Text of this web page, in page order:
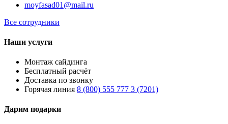
moyfasad01@mail.ru
Все сотрудники
Наши услуги
Монтаж сайдинга
Бесплатный расчёт
Доставка по звонку
Горячая линия 8 (800) 555 777 3 (7201)
Дарим подарки